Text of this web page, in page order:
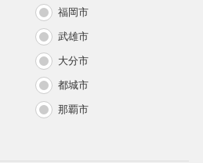
福岡市
武雄市
大分市
都城市
那覇市